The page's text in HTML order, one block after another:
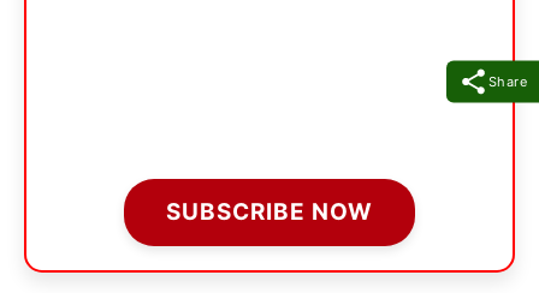
Share
SUBSCRIBE NOW